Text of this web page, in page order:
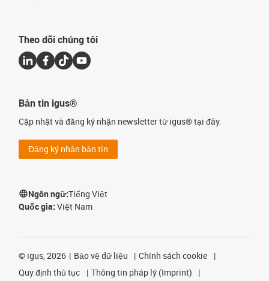
Theo dõi chúng tôi
Bản tin igus®
Cập nhật và đăng ký nhận newsletter từ igus® tại đây.
Đăng ký nhận bản tin
Ngôn ngữ:Tiếng Việt
Quốc gia: Việt Nam
© igus, 2026 Bảo vệ dữ liệu
Chính sách cookie
Quy định thủ tục
Thông tin pháp lý (Imprint)